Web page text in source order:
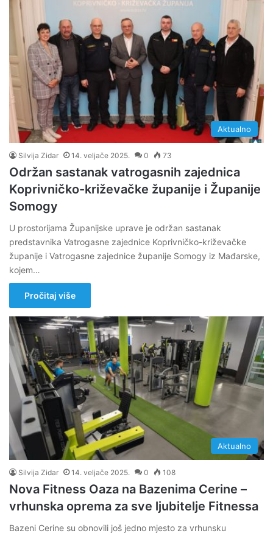
Aktualno
Silvija Zidar 14. veljače 2025. 0 73
Održan sastanak vatrogasnih zajednica
Koprivničko-križevačke županije i Županije
Somogy
U prostorijama Županijske uprave je održan sastanak
predstavnika Vatrogasne zajednice Koprivničko-križevačke
županije i Vatrogasne zajednice županije Somogy iz Mađarske,
kojem…
Pročitaj više
Aktualno
Silvija Zidar 14. veljače 2025. 0 108
Nova Fitness Oaza na Bazenima Cerine –
vrhunska oprema za sve ljubitelje Fitnessa
Bazeni Cerine su obnovili još jedno mjesto za vrhunsku